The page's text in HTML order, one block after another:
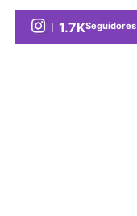
1.7KSeguidores